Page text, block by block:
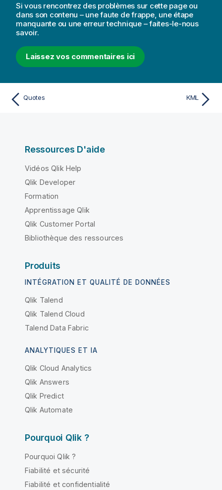
Si vous rencontrez des problèmes sur cette page ou
dans son contenu – une faute de frappe, une étape
manquante ou une erreur technique – faites-le-nous
savoir.
Laissez vos commentaires ici
Quotes KML
Ressources D'aide
Vidéos Qlik Help
Qlik Developer
Formation
Apprentissage Qlik
Qlik Customer Portal
Bibliothèque des ressources
Produits
INTÉGRATION ET QUALITÉ DE DONNÉES
Qlik Talend
Qlik Talend Cloud
Talend Data Fabric
ANALYTIQUES ET IA
Qlik Cloud Analytics
Qlik Answers
Qlik Predict
Qlik Automate
Pourquoi Qlik ?
Pourquoi Qlik ?
Fiabilité et sécurité
Fiabilité et confidentialité